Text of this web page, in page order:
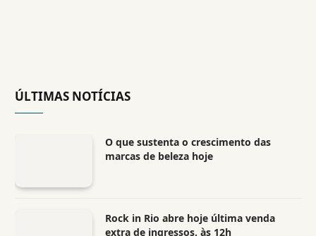
ÚLTIMAS NOTÍCIAS
O que sustenta o crescimento das
marcas de beleza hoje
Rock in Rio abre hoje última venda
extra de ingressos, às 12h